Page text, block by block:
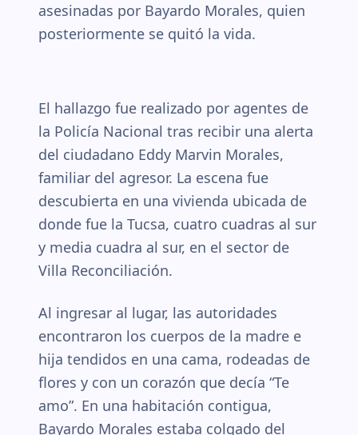
asesinadas por Bayardo Morales, quien
posteriormente se quitó la vida.
El hallazgo fue realizado por agentes de
la Policía Nacional tras recibir una alerta
del ciudadano Eddy Marvin Morales,
familiar del agresor. La escena fue
descubierta en una vivienda ubicada de
donde fue la Tucsa, cuatro cuadras al sur
y media cuadra al sur, en el sector de
Villa Reconciliación.
Al ingresar al lugar, las autoridades
encontraron los cuerpos de la madre e
hija tendidos en una cama, rodeadas de
flores y con un corazón que decía “Te
amo”. En una habitación contigua,
Bayardo Morales estaba colgado del